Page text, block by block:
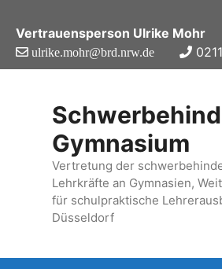
Inhalt
springen
Vertrauensperson Ulrike Mohr
ulrike.mohr@brd.nrw.de
Gymnasium
Vertretung der
Lehrkräfte an Gymnasien,
für schulpraktische
Düsseldorf